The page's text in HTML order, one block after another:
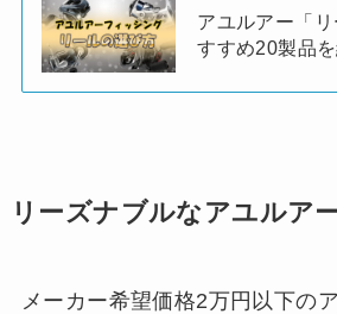
アユルアー「
すすめ20製品
リーズナブルなアユルア
メーカー希望価格2万円以下の